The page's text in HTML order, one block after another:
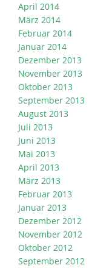
April 2014
März 2014
Februar 2014
Januar 2014
Dezember 2013
November 2013
Oktober 2013
September 2013
August 2013
Juli 2013
Juni 2013
Mai 2013
April 2013
März 2013
Februar 2013
Januar 2013
Dezember 2012
November 2012
Oktober 2012
September 2012